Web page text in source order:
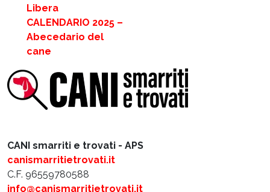
CANI smarriti e trovati - APS
canismarritietrovati.it
C.F. 96559780588
info@canismarritietrovati.it
Libera
CALENDARIO 2025 –
Abecedario del
cane